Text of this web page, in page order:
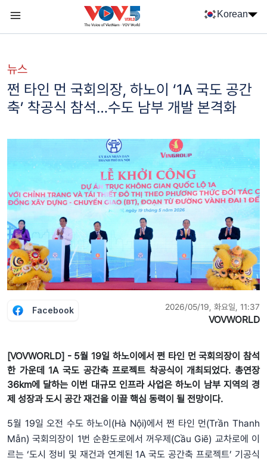
Korean
뉴스
쩐 타인 먼 국회의장, 하노이 ‘1A 국도 공간
축’ 착공식 참석…수도 남부 개발 본격화
Facebook 2026/05/19, 화요일, 11:37
VOVWORLD
[VOVWORLD] - 5월 19일 하노이에서 쩐 타인 먼 국회의장이 참석
한 가운데 1A 국도 공간축 프로젝트 착공식이 개최되었다. 총연장
36km에 달하는 이번 대규모 인프라 사업은 하노이 남부 지역의 경
제 성장과 도시 공간 재건을 이끌 핵심 동력이 될 전망이다.
5월 19일 오전 수도 하노이(Hà Nội)에서 쩐 타인 먼(Trần Thanh
Mẫn) 국회의장이 1번 순환도로에서 꺼우제(Cầu Giẽ) 교차로에 이
르는 ‘도시 정비 및 재건과 연계된 1A 국도 공간축 프로젝트’ 기공식